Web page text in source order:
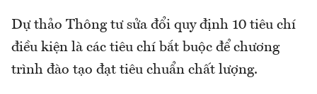
Dự thảo Thông tư sửa đổi quy định 10 tiêu chí
điều kiện là các tiêu chí bắt buộc để chương
trình đào tạo đạt tiêu chuẩn chất lượng.